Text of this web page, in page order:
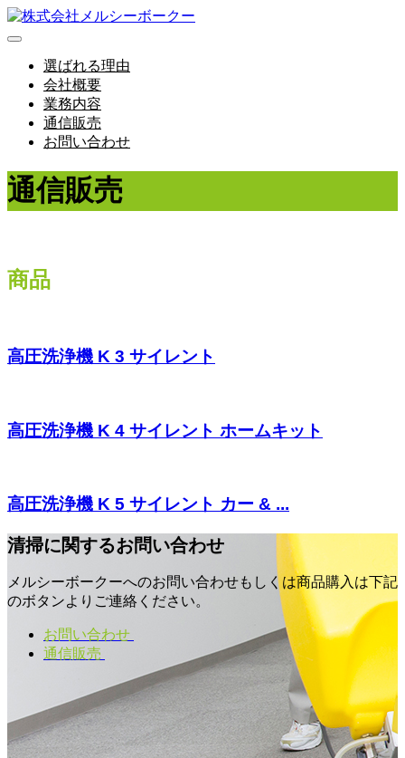
選ばれる理由
会社概要
業務内容
通信販売
お問い合わせ
通信販売
商品
高圧洗浄機 K 3 サイレント
高圧洗浄機 K 4 サイレント ホームキット
高圧洗浄機 K 5 サイレント カー & ...
清掃に関するお問い合わせ
メルシーボークーへのお問い合わせもしくは商品購入は下記
のボタンよりご連絡ください。
お問い合わせ
通信販売